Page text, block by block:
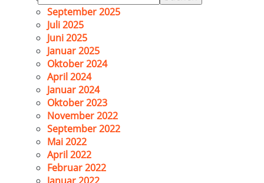
nach:
September 2025
Juli 2025
Juni 2025
Januar 2025
Oktober 2024
April 2024
Januar 2024
Oktober 2023
November 2022
September 2022
Mai 2022
April 2022
Februar 2022